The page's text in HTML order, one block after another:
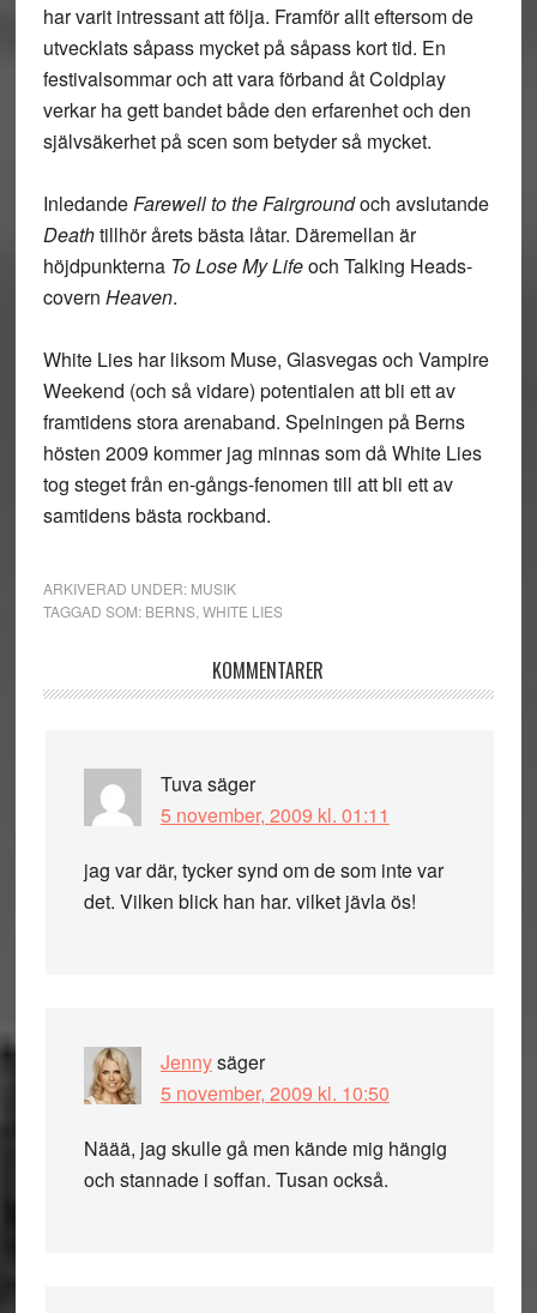
har varit intressant att följa. Framför allt eftersom de
utvecklats såpass mycket på såpass kort tid. En
festivalsommar och att vara förband åt Coldplay
verkar ha gett bandet både den erfarenhet och den
självsäkerhet på scen som betyder så mycket.
InledandeFarewell to the Fairgroundoch avslutande
Deathtillhör årets bästa låtar. Däremellan är
höjdpunkterna To Lose My Lifeoch Talking Heads-
covern Heaven.
White Lies har liksom Muse, Glasvegas och Vampire
Weekend (och så vidare) potentialen att bli ett av
framtidens stora arenaband. Spelningen på Berns
hösten 2009 kommer jag minnas som då White Lies
tog steget från en-gångs-fenomen till att bli ett av
samtidens bästa rockband.
ARKIVERAD UNDER: MUSIK
TAGGAD SOM: BERNS, WHITE LIES
Läsarkommentarer
KOMMENTARER
Tuvasäger
5 november, 2009 kl. 01:11
jag var där, tycker synd om de som inte var
det. Vilken blick han har. vilket jävla ös!
Jennysäger
5 november, 2009 kl. 10:50
Näää, jag skulle gå men kände mig hängig
och stannade i soffan. Tusan också.